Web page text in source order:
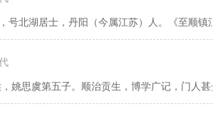
号北湖居士，丹阳（今属江苏）人。《至顺镇江
姚思虞第五子。顺治贡生，博学广记，门人甚